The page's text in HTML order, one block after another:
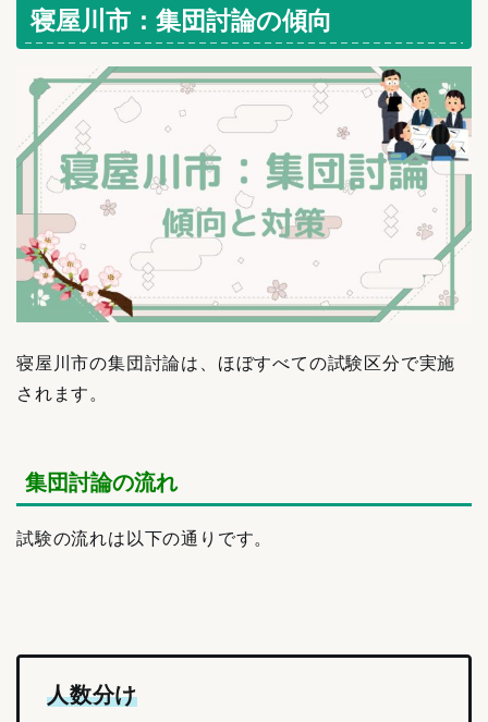
寝屋川市：集団討論の傾向
寝屋川市の集団討論は、ほぼすべての試験区分で実施
されます。
集団討論の流れ
試験の流れは以下の通りです。
人数分け